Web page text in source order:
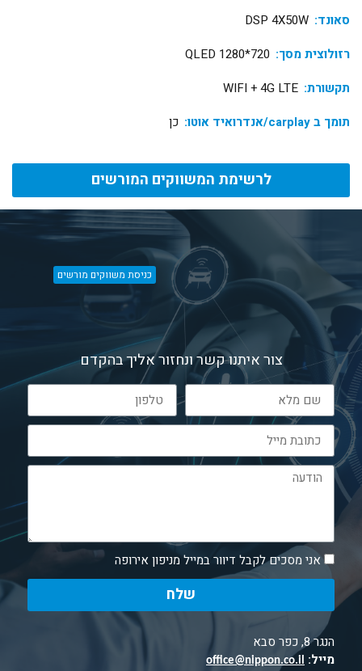
סאונד: DSP 4X50W
רזולוצית מסך: QLED 1280*720
תקשורת: WIFI + 4G LTE
תומך ב carplay/אנדרואיד אוטו:
כן
לרשימת המשווקים המורשים
כניסת משווקים מורשים
צור איתנו קשר ונחזור אליך בהקדם
אני מסכים לקבל דיוור במייל מניפון אירופה
שלח
הנגר 8, כפר סבא
מייל: office@nippon.co.il